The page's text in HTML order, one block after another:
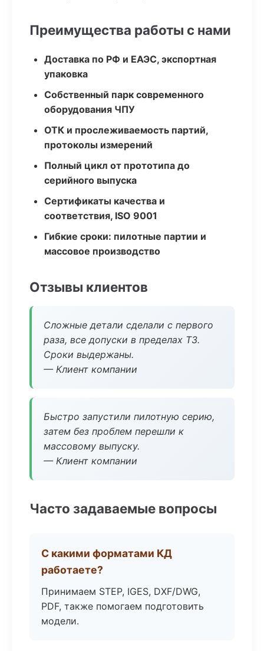
Преимущества работы с нами
Доставка по РФ и ЕАЭС, экспортная
упаковка
Собственный парк современного
оборудования ЧПУ
ОТК и прослеживаемость партий,
протоколы измерений
Полный цикл от прототипа до
серийного выпуска
Сертификаты качества и
соответствия, ISO 9001
Гибкие сроки: пилотные партии и
массовое производство
Отзывы клиентов
Сложные детали сделали с первого
раза, все допуски в пределах ТЗ.
Сроки выдержаны.
— Клиент компании
Быстро запустили пилотную серию,
затем без проблем перешли к
массовому выпуску.
— Клиент компании
Часто задаваемые вопросы
С какими форматами КД
работаете?
Принимаем STEP, IGES, DXF/DWG,
PDF, также помогаем подготовить
модели.